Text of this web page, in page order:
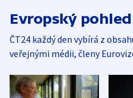
Evropský pohled
ČT24 každý den vybírá z
veřejnými médii, členy